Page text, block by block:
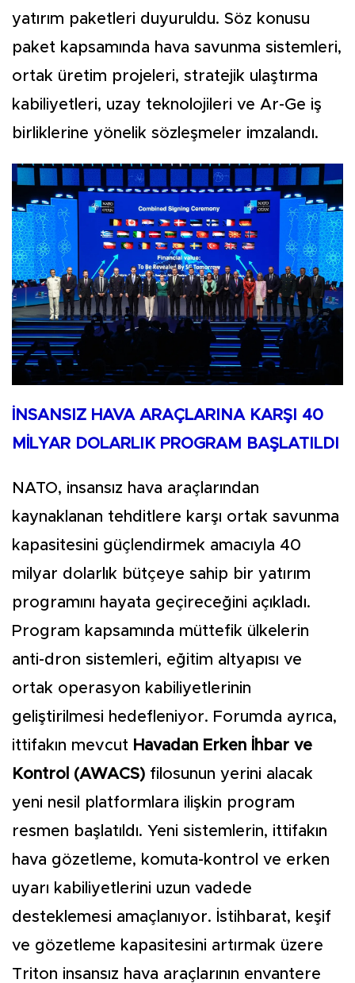
yatırım paketleri duyuruldu. Söz konusu
paket kapsamında hava savunma sistemleri,
ortak üretim projeleri, stratejik ulaştırma
kabiliyetleri, uzay teknolojileri ve Ar-Ge iş
birliklerine yönelik sözleşmeler imzalandı.
İNSANSIZ HAVA ARAÇLARINA KARŞI 40
MİLYAR DOLARLIK PROGRAM BAŞLATILDI
NATO, insansız hava araçlarından
kaynaklanan tehditlere karşı ortak savunma
kapasitesini güçlendirmek amacıyla 40
milyar dolarlık bütçeye sahip bir yatırım
programını hayata geçireceğini açıkladı.
Program kapsamında müttefik ülkelerin
anti-dron sistemleri, eğitim altyapısı ve
ortak operasyon kabiliyetlerinin
geliştirilmesi hedefleniyor. Forumda ayrıca,
ittifakın mevcut Havadan Erken İhbar ve
Kontrol (AWACS) filosunun yerini alacak
yeni nesil platformlara ilişkin program
resmen başlatıldı. Yeni sistemlerin, ittifakın
hava gözetleme, komuta-kontrol ve erken
uyarı kabiliyetlerini uzun vadede
desteklemesi amaçlanıyor. İstihbarat, keşif
ve gözetleme kapasitesini artırmak üzere
Triton insansız hava araçlarının envantere